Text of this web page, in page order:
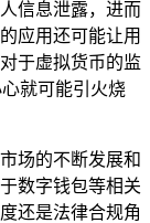
信息泄露，进而
应用还可能让用
于虚拟货币的监
就可能引火烧
场的不断发展和
数字钱包等相关
还是法律合规角